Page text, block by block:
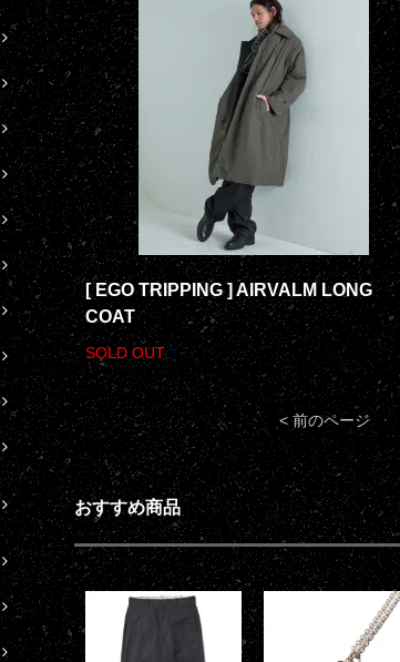
[ EGO TRIPPING ] AIRVALM LONG
COAT
SOLD OUT
< 前のページ
おすすめ商品